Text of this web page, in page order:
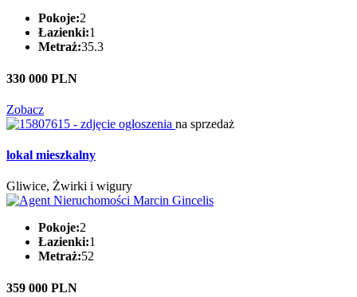
Pokoje:2
Łazienki:1
Metraż:35.3
330 000 PLN
Zobacz
na sprzedaż
lokal mieszkalny
Gliwice, Żwirki i wigury
Pokoje:2
Łazienki:1
Metraż:52
359 000 PLN